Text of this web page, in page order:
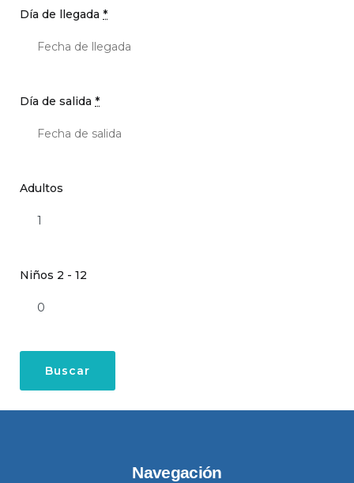
Día de llegada *
Día de salida *
Adultos
Niños 2 - 12
Navegación